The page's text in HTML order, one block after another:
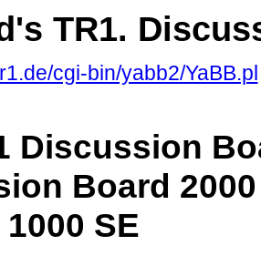
TR1.
cgi-bin/yabb2/YaBB.pl
Discussion
Board
SE